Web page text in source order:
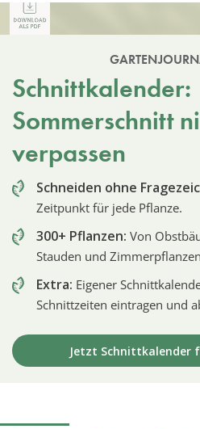
Schnittkalender:
Sommerschnitt
verpassen
Schneiden ohne
Zeitpunkt für jede Pflanze.
300+ Pflanzen: Von
Stauden und Zimmerpflanzen
Extra: Eigener
Schnittzeiten eintragen und
Jetzt Schnittkalender